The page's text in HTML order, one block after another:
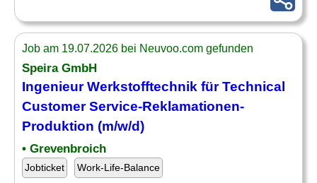
Job am 19.07.2026 bei Neuvoo.com gefunden
Speira GmbH
IngenieurWerkstofftechnik für Technical
Customer Service-Reklamationen-
Produktion (m/w/d)
• Grevenbroich
Jobticket Work-Life-Balance